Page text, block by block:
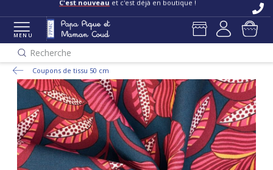
C'est nouveau et c'est déjà en boutique !
MENU
Recherche
Coupons de tissu 50 cm